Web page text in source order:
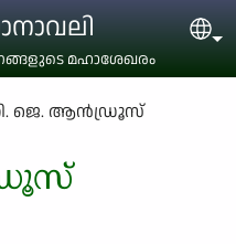
മഹാശേഖരം
ജെ. ആൻഡ്രൂസ്